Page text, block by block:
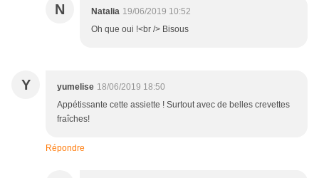
N Natalia 19/06/2019 10:52
Oh que oui !<br /> Bisous
Y yumelise 18/06/2019 18:50
Appétissante cette assiette ! Surtout avec de belles crevettes
fraîches!
Répondre